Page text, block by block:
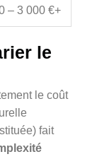
– 3 000 €+
le
le coût
fait